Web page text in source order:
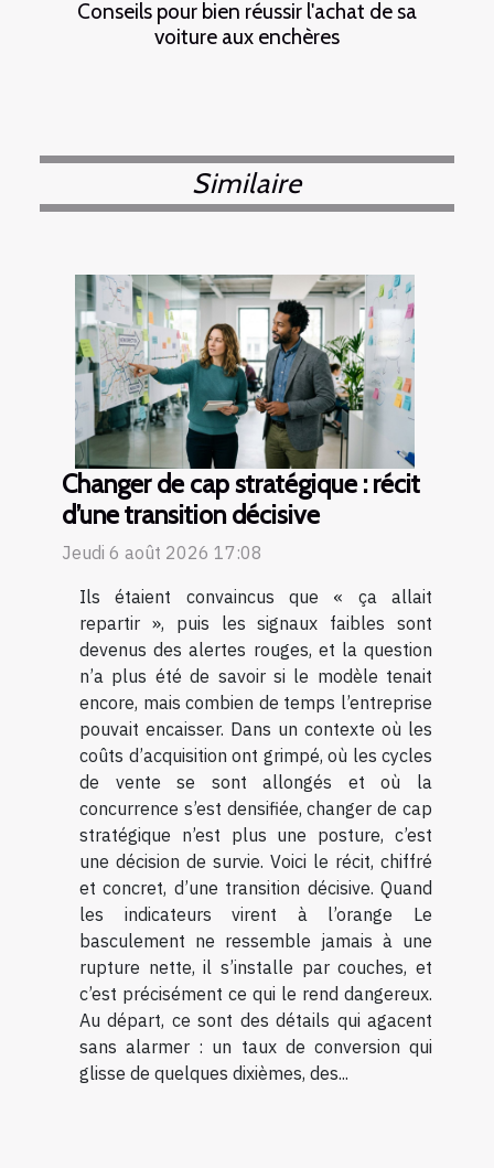
Conseils pour bien réussir l'achat de sa
voiture aux enchères
Similaire
Changer de cap stratégique : récit
d’une transition décisive
Jeudi 6 août 2026 17:08
Ils étaient convaincus que « ça allait
repartir », puis les signaux faibles sont
devenus des alertes rouges, et la question
n’a plus été de savoir si le modèle tenait
encore, mais combien de temps l’entreprise
pouvait encaisser. Dans un contexte où les
coûts d’acquisition ont grimpé, où les cycles
de vente se sont allongés et où la
concurrence s’est densifiée, changer de cap
stratégique n’est plus une posture, c’est
une décision de survie. Voici le récit, chiffré
et concret, d’une transition décisive. Quand
les indicateurs virent à l’orange Le
basculement ne ressemble jamais à une
rupture nette, il s’installe par couches, et
c’est précisément ce qui le rend dangereux.
Au départ, ce sont des détails qui agacent
sans alarmer : un taux de conversion qui
glisse de quelques dixièmes, des...